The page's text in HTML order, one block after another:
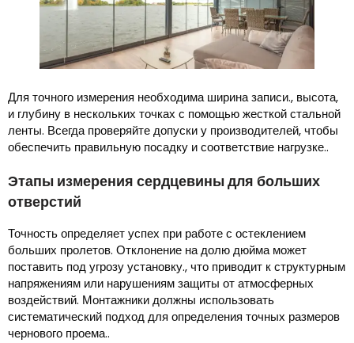
Для точного измерения необходима ширина записи., высота,
и глубину в нескольких точках с помощью жесткой стальной
ленты. Всегда проверяйте допуски у производителей, чтобы
обеспечить правильную посадку и соответствие нагрузке..
Этапы измерения сердцевины для больших
отверстий
Точность определяет успех при работе с остеклением
больших пролетов. Отклонение на долю дюйма может
поставить под угрозу установку., что приводит к структурным
напряжениям или нарушениям защиты от атмосферных
воздействий. Монтажники должны использовать
систематический подход для определения точных размеров
чернового проема..